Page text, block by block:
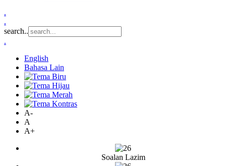
.
.
search..
.
English
Bahasa Lain
A-
A
A+
Soalan Lazim